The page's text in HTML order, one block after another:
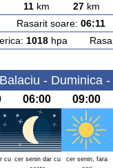
11 km 27km
Rasarit soare: 06:11
1018hpa
- Duminica
06:00 09:00
cu cer senin dar cu
cer senin, fara